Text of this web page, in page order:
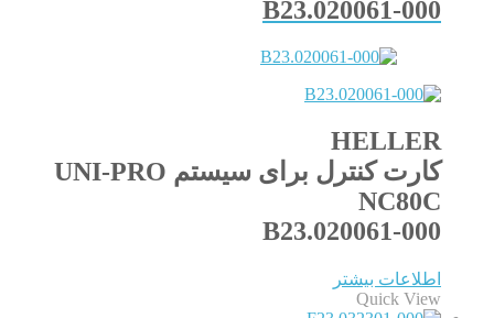
B23.020061-000
HELLER
کارت کنترل برای سیستم UNI-PRO
NC80C
B23.020061-000
اطلاعات بیشتر
Quick View